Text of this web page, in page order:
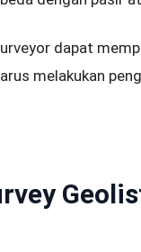
dapat
melakukan